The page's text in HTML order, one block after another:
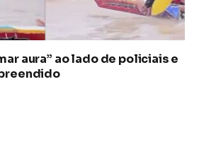
aura” ao lado de policiais e